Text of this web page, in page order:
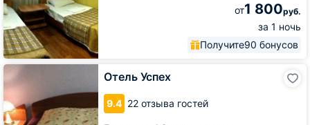
от1 800руб.
за 1 ночь
Получите90 бонусов
Отель Успех
9.4 22 отзыва гостей
Отель
Успех